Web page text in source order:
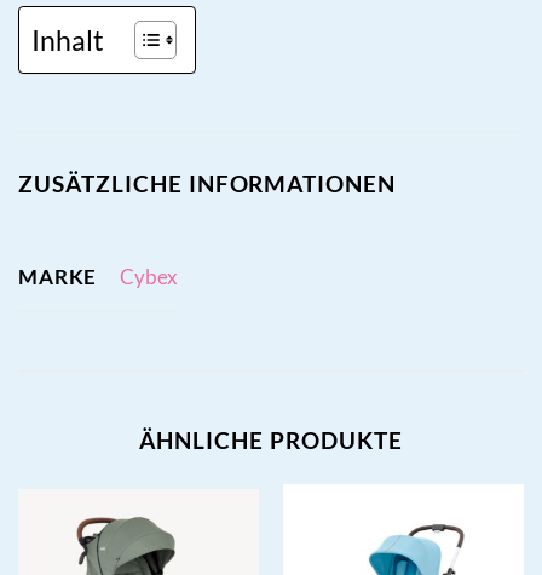
Inhalt
ZUSÄTZLICHE INFORMATIONEN
MARKE Cybex
ÄHNLICHE PRODUKTE